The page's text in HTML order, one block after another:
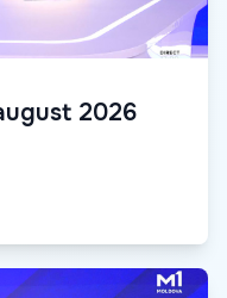
2026